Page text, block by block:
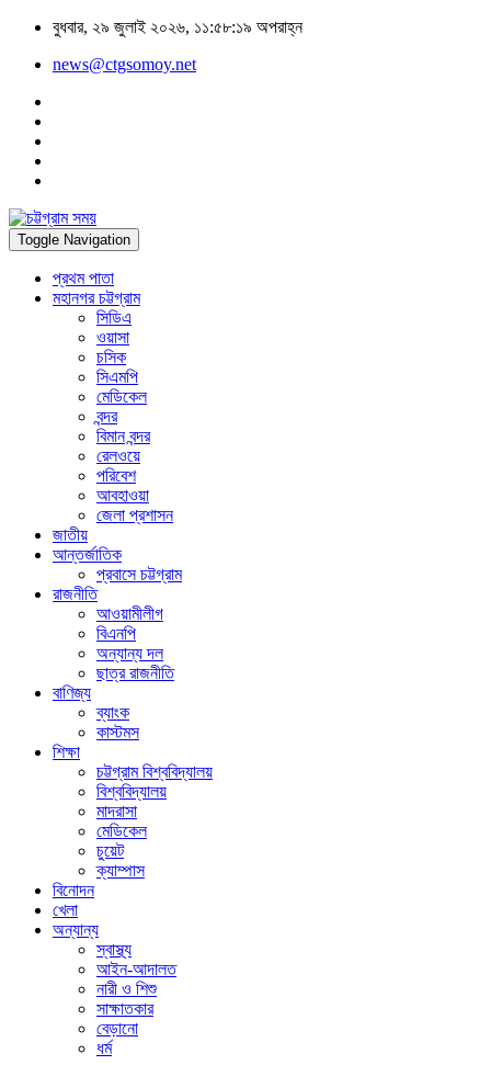
বুধবার, ২৯ জুলাই ২০২৬, ১১:৫৮:১৯ অপরাহ্ন
news@ctgsomoy.net
Toggle Navigation
প্রথম পাতা
মহানগর চট্টগ্রাম
সিডিএ
ওয়াসা
চসিক
সিএমপি
মেডিকেল
বন্দর
বিমান বন্দর
রেলওয়ে
পরিবেশ
আবহাওয়া
জেলা প্রশাসন
জাতীয়
আন্তর্জাতিক
প্রবাসে চট্টগ্রাম
রাজনীতি
আওয়ামীলীগ
বিএনপি
অন্যান্য দল
ছাত্র রাজনীতি
বাণিজ্য
ব্যাংক
কাস্টমস
শিক্ষা
চট্টগ্রাম বিশ্ববিদ্যালয়
বিশ্ববিদ্যালয়
মাদরাসা
মেডিকেল
চুয়েট
ক্যাম্পাস
বিনোদন
খেলা
অন্যান্য
স্বাস্থ্য
আইন-আদালত
নারী ও শিশু
সাক্ষাতকার
বেড়ানো
ধর্ম